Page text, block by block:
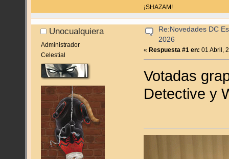
¡SHAZAM!
Unocualquiera
Administrador
Celestial
Re:Novedades DC
2026
« Respuesta #1 en: 01 Abril,
Votadas
Detective y